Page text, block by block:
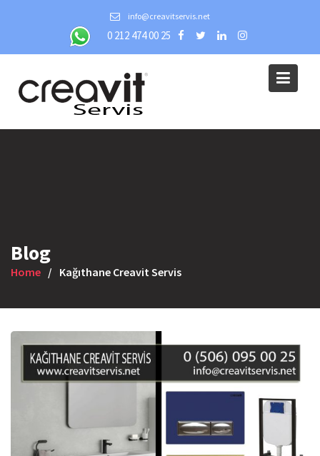
info@creavitservis.net
0 212 474 00 25
Blog
Home Kağıthane Creavit Servis